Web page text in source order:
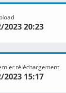
2023 20:23
téléchargement
2023 15:17